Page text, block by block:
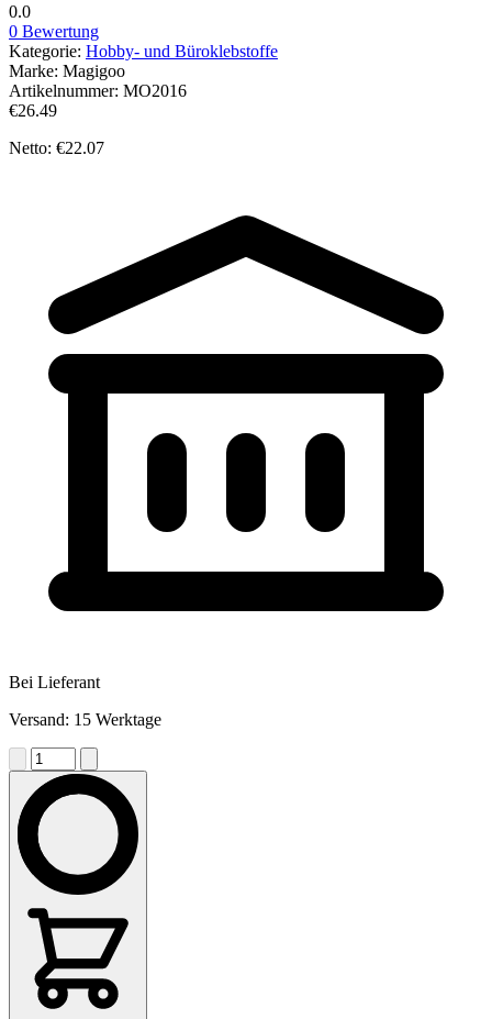
0.0
0 Bewertung
Kategorie: Hobby- und Büroklebstoffe
Marke: Magigoo
Artikelnummer: MO2016
€26.49
Netto: €22.07
Bei Lieferant
Versand: 15 Werktage